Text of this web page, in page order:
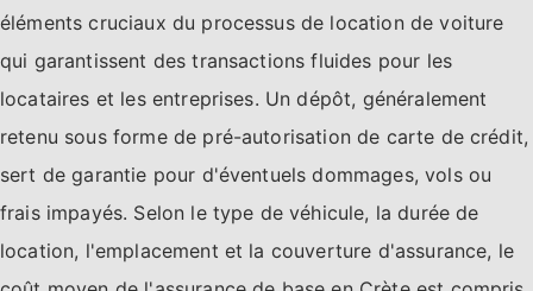
éléments cruciaux du processus de location de voiture
qui garantissent des transactions fluides pour les
locataires et les entreprises. Un dépôt, généralement
retenu sous forme de pré-autorisation de carte de crédit,
sert de garantie pour d'éventuels dommages, vols ou
frais impayés. Selon le type de véhicule, la durée de
location, l'emplacement et la couverture d'assurance, le